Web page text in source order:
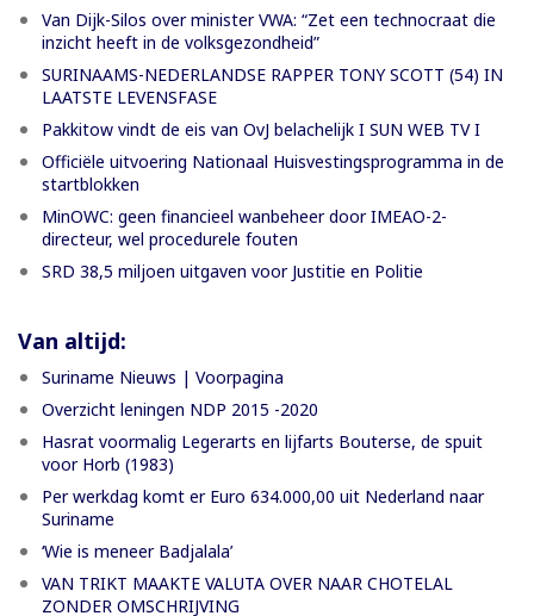
Van Dijk-Silos over minister VWA: “Zet een technocraat die
inzicht heeft in de volksgezondheid”
SURINAAMS-NEDERLANDSE RAPPER TONY SCOTT (54) IN
LAATSTE LEVENSFASE
Pakkitow vindt de eis van OvJ belachelijk I SUN WEB TV I
Officiële uitvoering Nationaal Huisvestingsprogramma in de
startblokken
MinOWC: geen financieel wanbeheer door IMEAO-2-
directeur, wel procedurele fouten
SRD 38,5 miljoen uitgaven voor Justitie en Politie
Van altijd:
Suriname Nieuws | Voorpagina
Overzicht leningen NDP 2015 -2020
Hasrat voormalig Legerarts en lijfarts Bouterse, de spuit
voor Horb (1983)
Per werkdag komt er Euro 634.000,00 uit Nederland naar
Suriname
‘Wie is meneer Badjalala’
VAN TRIKT MAAKTE VALUTA OVER NAAR CHOTELAL
ZONDER OMSCHRIJVING